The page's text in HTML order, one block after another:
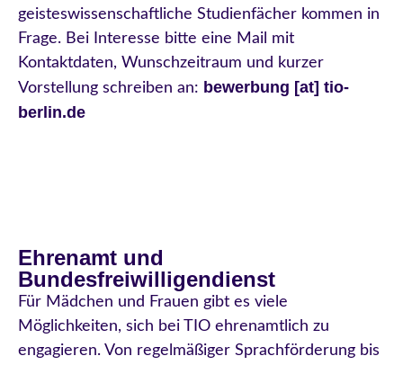
geisteswissenschaftliche Studienfächer kommen in
Frage. Bei Interesse bitte eine Mail mit
Kontaktdaten, Wunschzeitraum und kurzer
Vorstellung schreiben an: bewerbung [at] tio-
berlin.de
Ehrenamt und
Bundesfreiwilligendienst
Für Mädchen und Frauen gibt es viele
Möglichkeiten, sich bei TIO ehrenamtlich zu
engagieren. Von regelmäßiger Sprachförderung bis